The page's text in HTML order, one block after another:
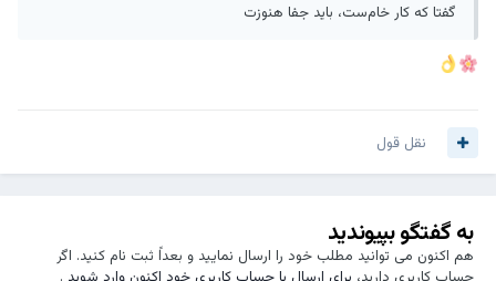
گفتا که کار خام‌ست، باید جفا هنوزت
نقل قول
به گفتگو بپیوندید
هم اکنون می توانید مطلب خود را ارسال نمایید و بعداً ثبت نام کنید. اگر
حساب کاربری دارید، برای ارسال با حساب کاربری خود اکنون وارد شوید.